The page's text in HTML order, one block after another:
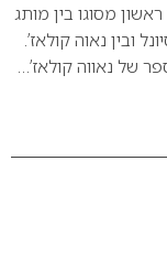
מסוגו בין מותג
ובין נאוה קולאז’.
של נאווה קולאז’…